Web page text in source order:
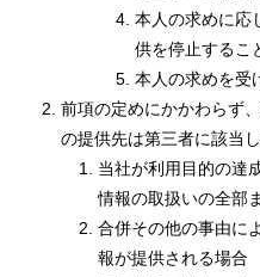
本人の求めに応
供を停止するこ
本人の求めを受
前項の定めにかかわらず
の提供先は第三者に該当
当社が利用目的の達
情報の取扱いの全部
合併その他の事由に
報が提供される場合